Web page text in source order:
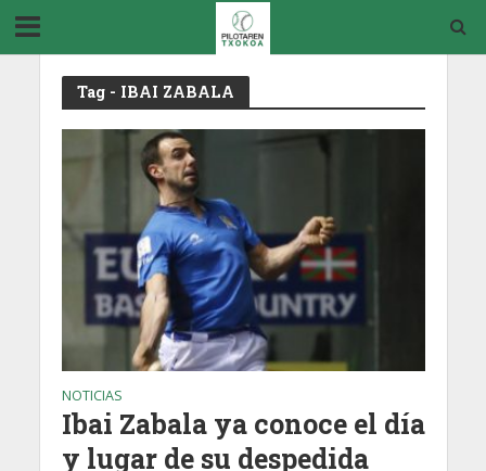
Tag - IBAI ZABALA
NOTICIAS
Ibai Zabala ya conoce el día
y lugar de su despedida